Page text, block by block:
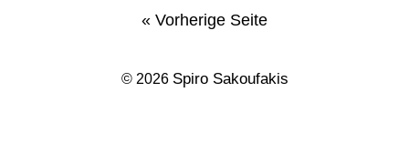
« Vorherige Seite
© 2026 Spiro Sakoufakis